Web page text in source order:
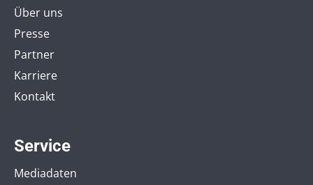
Über uns
Presse
Partner
Karriere
Kontakt
Service
Mediadaten